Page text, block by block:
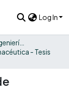
Log In
Facultad Barberi de Ingeniería, Diseño y Ciencias Aplicadas
- Tesis